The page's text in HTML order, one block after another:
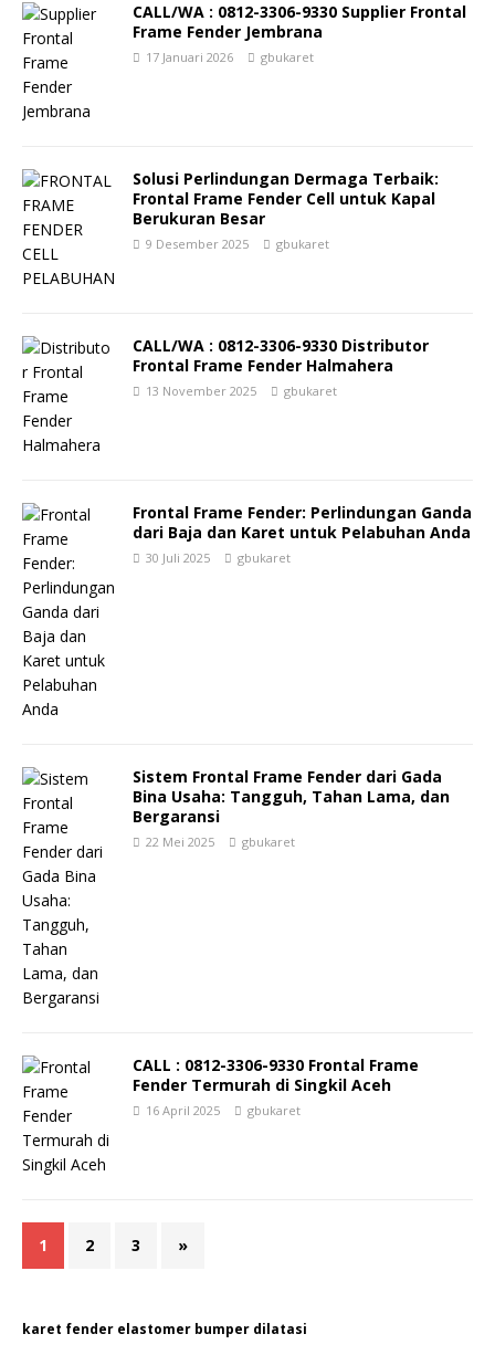
CALL/WA : 0812-3306-9330 Supplier Frontal
Frame Fender Jembrana
17 Januari 2026 gbukaret
Solusi Perlindungan Dermaga Terbaik:
Frontal Frame Fender Cell untuk Kapal
Berukuran Besar
9 Desember 2025 gbukaret
CALL/WA : 0812-3306-9330 Distributor
Frontal Frame Fender Halmahera
13 November 2025 gbukaret
Frontal Frame Fender: Perlindungan Ganda
dari Baja dan Karet untuk Pelabuhan Anda
30 Juli 2025 gbukaret
Sistem Frontal Frame Fender dari Gada
Bina Usaha: Tangguh, Tahan Lama, dan
Bergaransi
22 Mei 2025 gbukaret
CALL : 0812-3306-9330 Frontal Frame
Fender Termurah di Singkil Aceh
16 April 2025 gbukaret
1 2 3 »
karet fender elastomer bumper dilatasi